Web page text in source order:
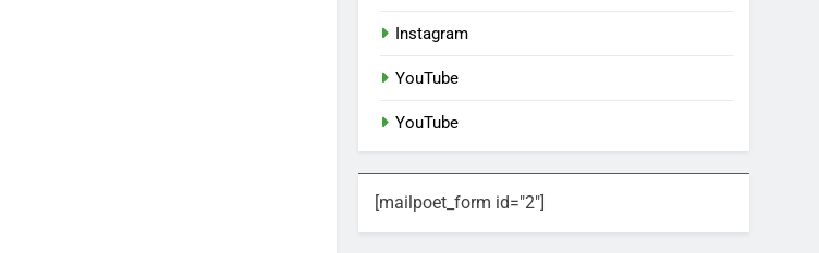
Instagram
YouTube
YouTube
[mailpoet_form id="2"]